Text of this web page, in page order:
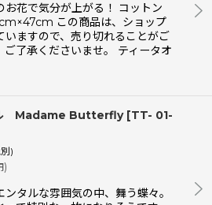
お花で気分が上がる！ コットン
この商品は、ショップ
いますので、売り切れることがご
ご了承くださいませ。 ティータオ
ル Madame Butterfly [TT- 01-
)
)
ンタルな雰囲気の中、舞う蝶々。